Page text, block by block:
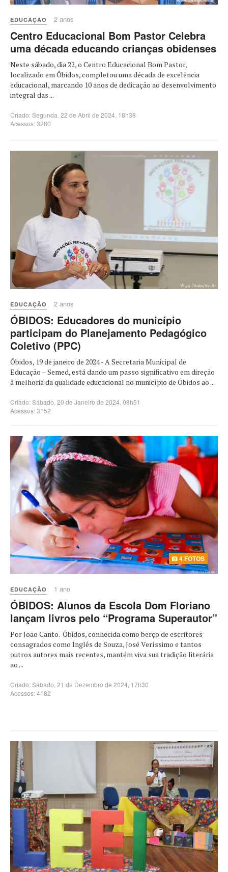
EDUCAÇÃO 2 anos
Centro Educacional Bom Pastor Celebra
uma década educando crianças obidenses
Neste sábado, dia 22, o Centro Educacional Bom Pastor,
localizado em Óbidos, completou uma década de excelência
educacional, marcando 10 anos de dedicação ao desenvolvimento
integral das ...
Criado: Segunda, 22 de Abril de 2024, 18h38
Acessos: 3280
EDUCAÇÃO 2 anos
ÓBIDOS: Educadores do município
participam do Planejamento Pedagógico
Coletivo (PPC)
Óbidos, 19 de janeiro de 2024 - A Secretaria Municipal de
Educação – Semed, está dando um passo significativo em direção
à melhoria da qualidade educacional no município de Óbidos ao ...
Criado: Sábado, 20 de Janeiro de 2024, 08h51
Acessos: 3152
4 FOTOS
EDUCAÇÃO 1 ano
ÓBIDOS: Alunos da Escola Dom Floriano
lançam livros pelo “Programa Superautor”
Por João Canto. Óbidos, conhecida como berço de escritores
consagrados como Inglês de Souza, José Veríssimo e tantos
outros autores mais recentes, mantém viva sua tradição literária
ao ...
Criado: Sábado, 21 de Dezembro de 2024, 17h30
Acessos: 4182